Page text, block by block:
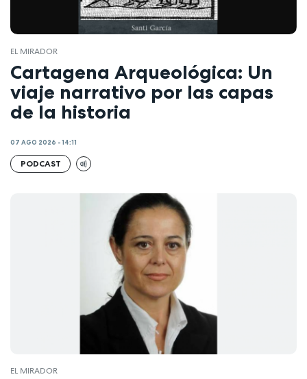
EL MIRADOR
Cartagena Arqueológica: Un
viaje narrativo por las capas
de la historia
07 AGO 2026 - 14:11
PODCAST
EL MIRADOR